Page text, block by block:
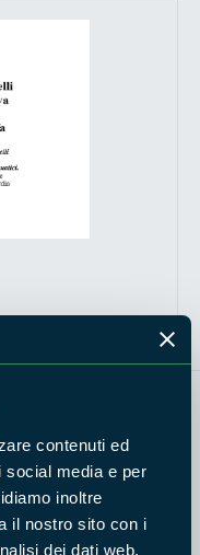
contenuti ed
social media e per
inoltre
il nostro sito con i
dei dati web,